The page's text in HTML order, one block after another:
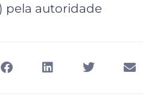
pela autoridade